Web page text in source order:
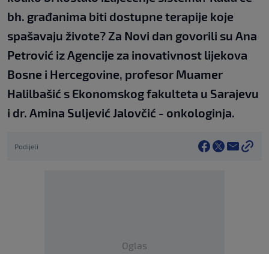
bh. građanima biti dostupne terapije koje
spašavaju živote? Za Novi dan govorili su Ana
Petrović iz Agencije za inovativnost lijekova
Bosne i Hercegovine, profesor Muamer
Halilbašić s Ekonomskog fakulteta u Sarajevu
i dr. Amina Suljević Jalovčić - onkologinja.
Podijeli
Oglas